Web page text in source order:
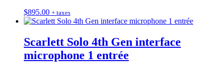
$895.00 + taxes
Scarlett Solo 4th Gen interface
microphone 1 entrée